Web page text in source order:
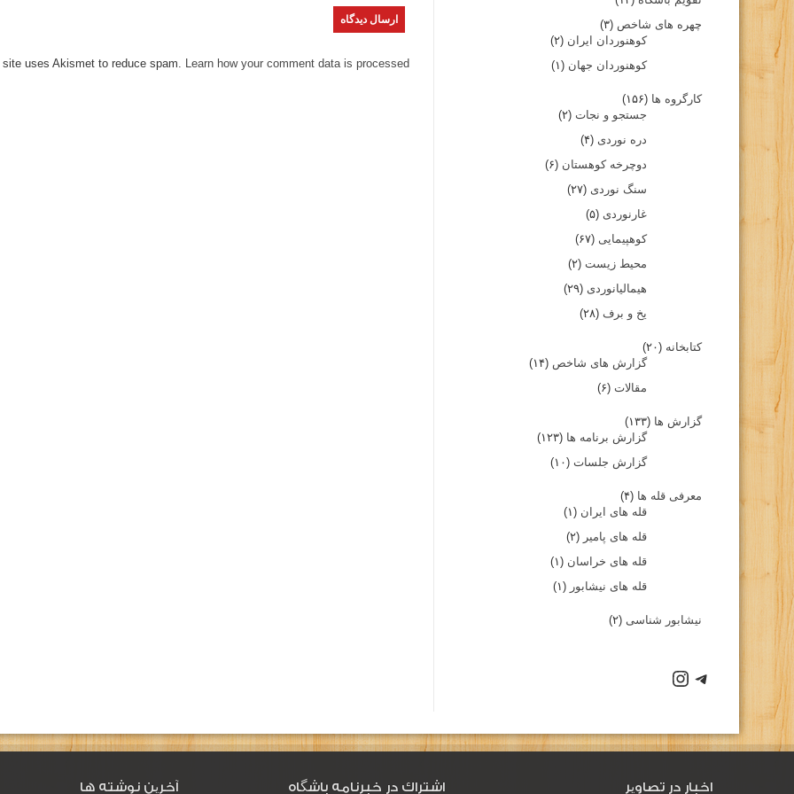
uses Akismet to reduce spam. Learn how your comment data is processed.
چهره های شاخص (۳)
کوهنوردان ایران (۲)
کوهنوردان جهان (۱)
کارگروه ها (۱۵۶)
جستجو و نجات (۲)
دره نوردی (۴)
دوچرخه کوهستان (۶)
سنگ نوردی (۲۷)
غارنوردی (۵)
کوهپیمایی (۶۷)
محیط زیست (۲)
هیمالیانوردی (۲۹)
یخ و برف (۲۸)
کتابخانه (۲۰)
گزارش های شاخص (۱۴)
مقالات (۶)
گزارش ها (۱۳۳)
گزارش برنامه ها (۱۲۳)
گزارش جلسات (۱۰)
معرفی قله ها (۴)
قله های ایران (۱)
قله های پامیر (۲)
قله های خراسان (۱)
قله های نیشابور (۱)
نیشابور شناسی (۲)
اخبار در تصاویر اشتراك در خبرنامه باشگاه آخرین نوشته ها